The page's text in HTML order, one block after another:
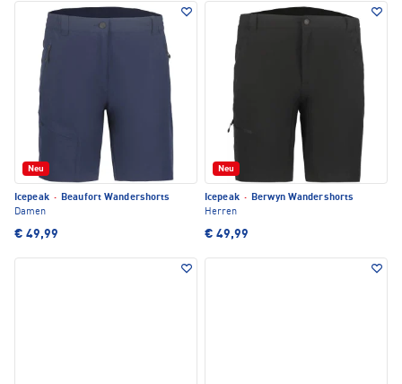
Neu
Icepeak · Beaufort Wandershorts
Damen
€ 49,99
Neu
Icepeak · Berwyn Wandershorts
Herren
€ 49,99